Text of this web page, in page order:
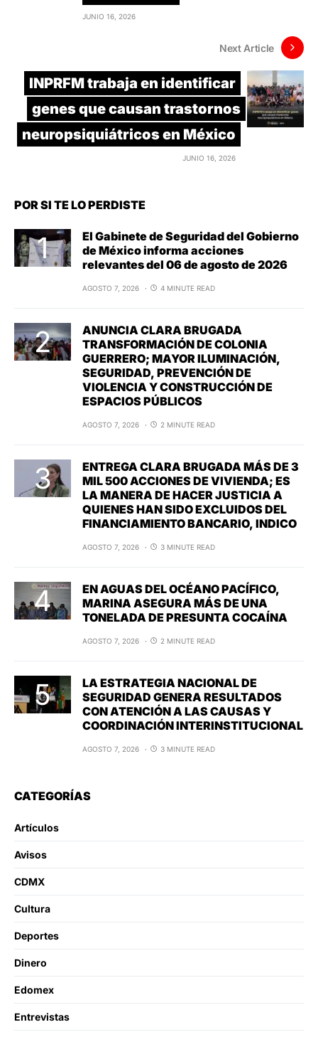
JUNIO 16, 2026
Next Article
INPRFM trabaja en identificar
genes que causan trastornos
neuropsiquiátricos en México
JUNIO 16, 2026
POR SI TE LO PERDISTE
El Gabinete de Seguridad del Gobierno
de México informa acciones
relevantes del 06 de agosto de 2026
AGOSTO 7, 2026 4 MINUTE READ
ANUNCIA CLARA BRUGADA
TRANSFORMACIÓN DE COLONIA
GUERRERO; MAYOR ILUMINACIÓN,
SEGURIDAD, PREVENCIÓN DE
VIOLENCIA Y CONSTRUCCIÓN DE
ESPACIOS PÚBLICOS
AGOSTO 7, 2026 2 MINUTE READ
ENTREGA CLARA BRUGADA MÁS DE 3
MIL 500 ACCIONES DE VIVIENDA; ES
LA MANERA DE HACER JUSTICIA A
QUIENES HAN SIDO EXCLUIDOS DEL
FINANCIAMIENTO BANCARIO, INDICO
AGOSTO 7, 2026 3 MINUTE READ
EN AGUAS DEL OCÉANO PACÍFICO,
MARINA ASEGURA MÁS DE UNA
TONELADA DE PRESUNTA COCAÍNA
AGOSTO 7, 2026 2 MINUTE READ
LA ESTRATEGIA NACIONAL DE
SEGURIDAD GENERA RESULTADOS
CON ATENCIÓN A LAS CAUSAS Y
COORDINACIÓN INTERINSTITUCIONAL
AGOSTO 7, 2026 3 MINUTE READ
CATEGORÍAS
Artículos
Avisos
CDMX
Cultura
Deportes
Dinero
Edomex
Entrevistas